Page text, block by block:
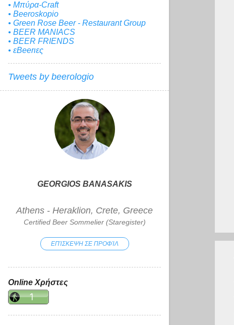
• Μπύρα-Craft
• Beeroskopio
• Green Rose Beer - Restaurant Group
• BEER MANIACS
• BEER FRIENDS
• εBeerιες
Tweets by beerologio
GEORGIOS BANASAKIS
Athens - Heraklion, Crete, Greece
Certified Beer Sommelier (Staregister)
ΕΠΊΣΚΕΨΗ ΣΕ ΠΡΟΦΊΛ
Online Χρήστες